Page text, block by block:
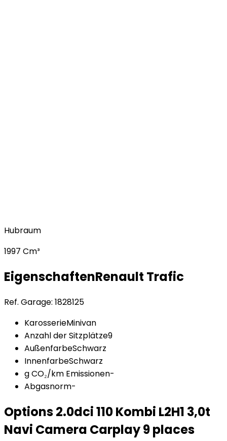
Hubraum
1997 Cm³
EigenschaftenRenault Trafic
Ref. Garage: 1828125
KarosserieMinivan
Anzahl der Sitzplätze9
AußenfarbeSchwarz
InnenfarbeSchwarz
g CO₂/km Emissionen-
Abgasnorm-
Options2.0dci 110 Kombi L2H1 3,0t
Navi Camera Carplay 9 places